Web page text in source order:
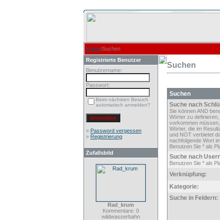
Home/Suchen
Registrierte Benutzer
Benutzername:
Passwort:
Beim nächsten Besuch
automatisch anmelden?
» Password vergessen
» Registrierung
Zufallsbild
Rad_krum
Kommentare: 0
wildwasserbahn
Suchen
Suchen
Suche nach
Sie können AND
Wörter zu definieren,
vorkommen
Wörter, die im
und NOT verbietet
nachfolgende Wort
Benutzen Sie * als
Suche nach
Benutzen Sie * als
Verknüpfung:
Kategorie:
Suche in Feldern: